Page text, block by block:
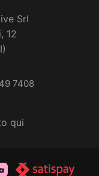
Srl
12
7408
qui